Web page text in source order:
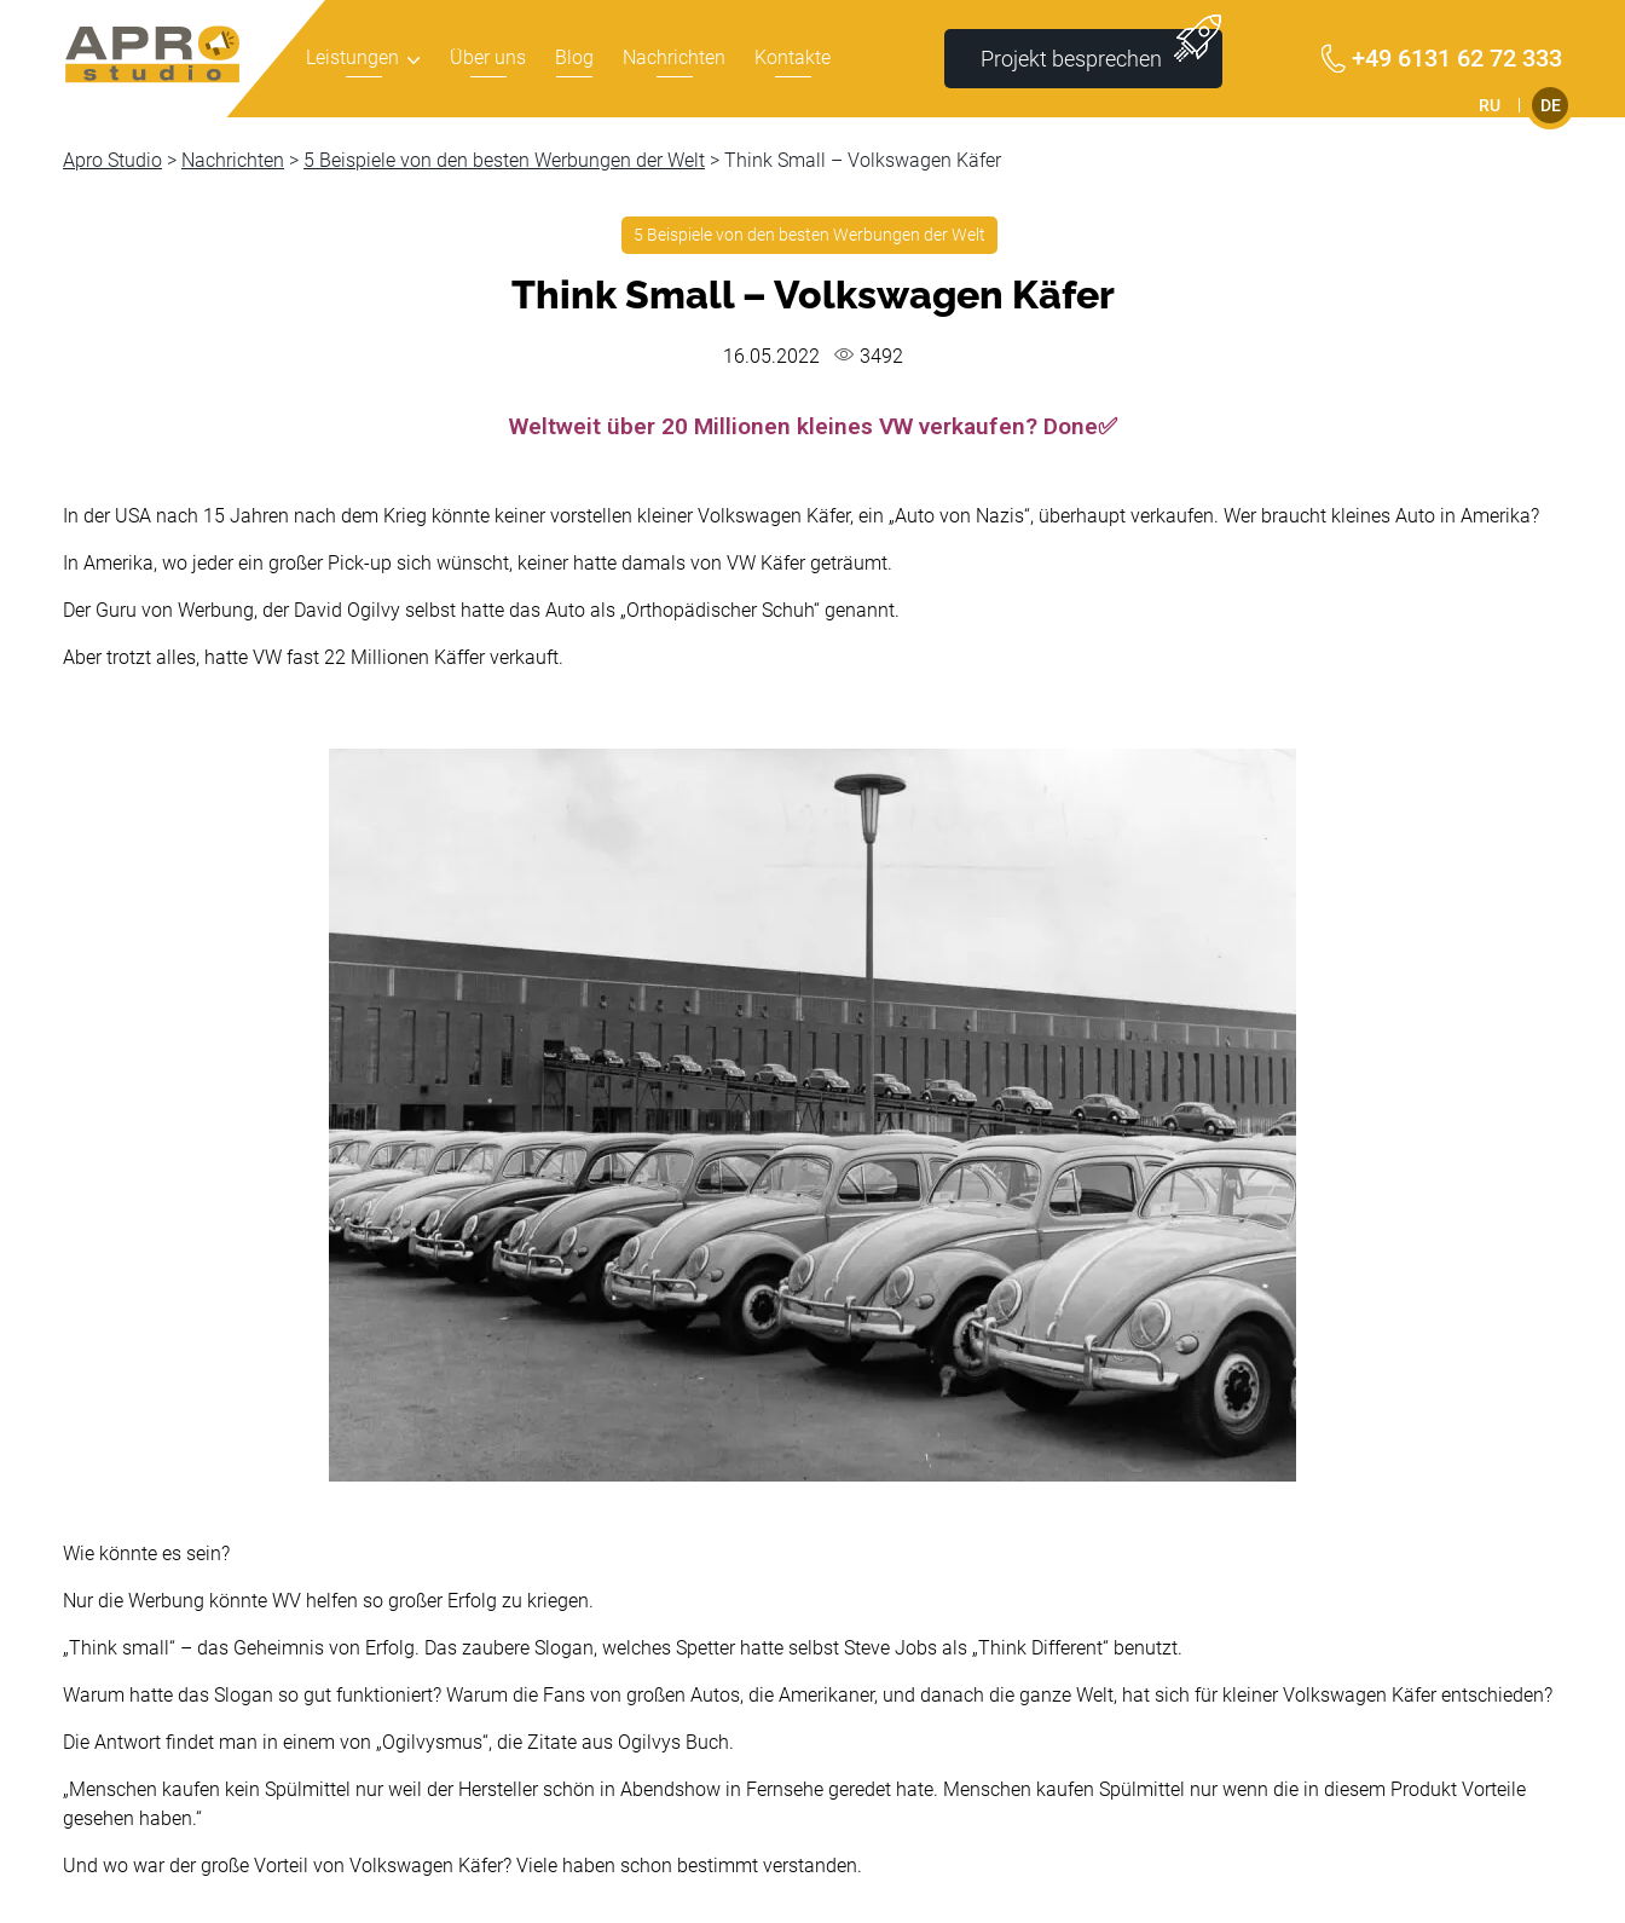
Leistungen Über uns Blog Nachrichten Kontakte Projekt besprechen +49 6131 62 72 333
RU DE
Apro Studio > Nachrichten > 5 Beispiele von den besten Werbungen der Welt > Think Small – Volkswagen Käfer
5 Beispiele von den besten Werbungen der Welt
Think Small – Volkswagen Käfer
16.05.2022 3492
Weltweit über 20 Millionen kleines VW verkaufen? Done✅
In der USA nach 15 Jahren nach dem Krieg könnte keiner vorstellen kleiner Volkswagen Käfer, ein „Auto von Nazis“, überhaupt verkaufen. Wer braucht kleines Auto in Amerika?
In Amerika, wo jeder ein großer Pick-up sich wünscht, keiner hatte damals von VW Käfer geträumt.
Der Guru von Werbung, der David Ogilvy selbst hatte das Auto als „Orthopädischer Schuh“ genannt.
Aber trotzt alles, hatte VW fast 22 Millionen Käffer verkauft.
Wie könnte es sein?
Nur die Werbung könnte WV helfen so großer Erfolg zu kriegen.
„Think small“ – das Geheimnis von Erfolg. Das zaubere Slogan, welches Spetter hatte selbst Steve Jobs als „Think Different“ benutzt.
Warum hatte das Slogan so gut funktioniert? Warum die Fans von großen Autos, die Amerikaner, und danach die ganze Welt, hat sich für kleiner Volkswagen Käfer entschieden?
Die Antwort findet man in einem von „Ogilvysmus“, die Zitate aus Ogilvys Buch.
„Menschen kaufen kein Spülmittel nur weil der Hersteller schön in Abendshow in Fernsehe geredet hate. Menschen kaufen Spülmittel nur wenn die in diesem Produkt Vorteile
gesehen haben.“
Und wo war der große Vorteil von Volkswagen Käfer? Viele haben schon bestimmt verstanden.